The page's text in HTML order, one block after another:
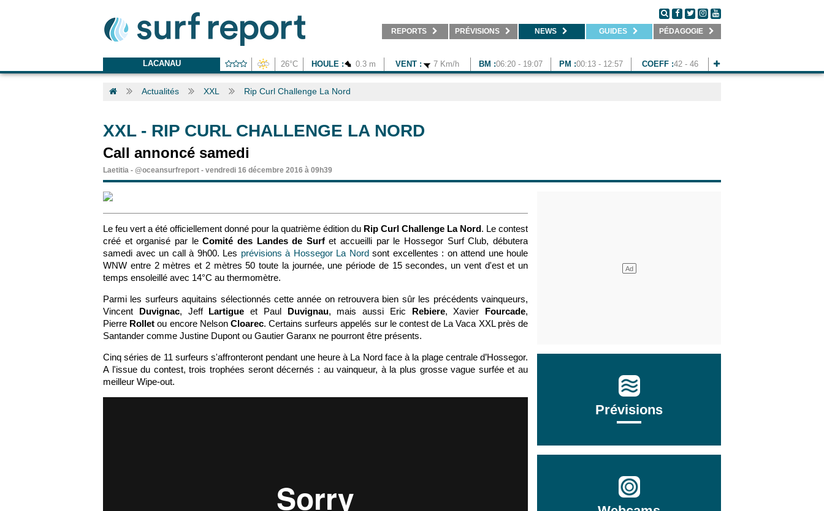
REPORTS PRÉVISIONS NEWS GUIDES PÉDAGOGIE
LACANAU 26°C HOULE : 0.3 m VENT : 7 Km/h BM :06:20 - 19:07 PM :00:13 - 12:57 COEFF :42 - 46
Actualités XXL Rip Curl Challenge La Nord
XXL- RIP CURL CHALLENGE LA NORD
Call annoncé samedi
Laetitia - @oceansurfreport - vendredi 16 décembre 2016 à 09h39
Le feu vert a été officiellement donné pour la quatrième édition du Rip Curl Challenge La Nord. Le contest
créé et organisé par leComité des Landes de Surfet accueilli par le Hossegor Surf Club, débutera
samedi avec un call à 9h00. Les prévisions à Hossegor La Nordsont excellentes : on attend une houle
WNW entre 2 mètres et 2 mètres 50 toute la journée, une période de 15 secondes, un vent d'est et un
temps ensoleillé avec 14°C au thermomètre.
Parmi les surfeurs aquitains sélectionnés cette année on retrouvera bien sûr les précédents vainqueurs,
Vincent Duvignac, Jeff Lartigue et Paul Duvignau, mais aussi Eric Rebiere, Xavier Fourcade,
Pierre Rollet ou encore Nelson Cloarec. Certains surfeurs appelés sur le contest de La Vaca XXL près de
Santander comme Justine Dupont ou Gautier Garanx ne pourront être présents.
Cinq séries de 11 surfeurs s'affronteront pendant une heure à La Nord face à la plage centrale d’Hossegor.
A l'issue du contest, trois trophées seront décernés : au vainqueur, à la plus grosse vague surfée et au
meilleur Wipe-out.
Prévisions